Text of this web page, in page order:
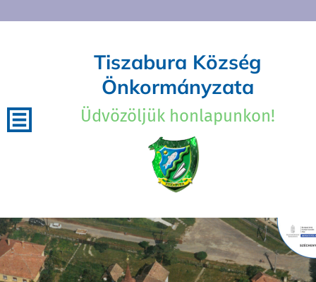
Tiszabura Község
Önkormányzata
Üdvözöljük honlapunkon!